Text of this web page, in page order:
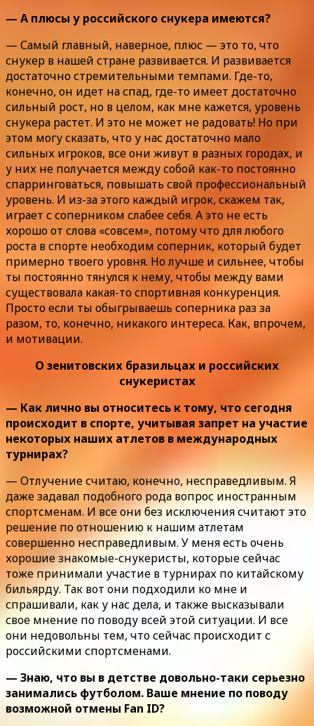
— А плюсы у российского снукера имеются?
— Самый главный, наверное, плюс — это то, что
снукер в нашей стране развивается. И развивается
достаточно стремительными темпами. Где-то,
конечно, он идет на спад, где-то имеет достаточно
сильный рост, но в целом, как мне кажется, уровень
снукера растет. И это не может не радовать! Но при
этом могу сказать, что у нас достаточно мало
сильных игроков, все они живут в разных городах, и
у них не получается между собой как-то постоянно
спарринговаться, повышать свой профессиональный
уровень. И из-за этого каждый игрок, скажем так,
играет с соперником слабее себя. А это не есть
хорошо от слова «совсем», потому что для любого
роста в спорте необходим соперник, который будет
примерно твоего уровня. Но лучше и сильнее, чтобы
ты постоянно тянулся к нему, чтобы между вами
существовала какая-то спортивная конкуренция.
Просто если ты обыгрываешь соперника раз за
разом, то, конечно, никакого интереса. Как, впрочем,
и мотивации.
О зенитовских бразильцах и российских
снукеристах
— Как лично вы относитесь к тому, что сегодня
происходит в спорте, учитывая запрет на участие
некоторых наших атлетов в международных
турнирах?
— Отлучение считаю, конечно, несправедливым. Я
даже задавал подобного рода вопрос иностранным
спортсменам. И все они без исключения считают это
решение по отношению к нашим атлетам
совершенно несправедливым. У меня есть очень
хорошие знакомые-снукеристы, которые сейчас
тоже принимали участие в турнирах по китайскому
бильярду. Так вот они подходили ко мне и
спрашивали, как у нас дела, и также высказывали
свое мнение по поводу всей этой ситуации. И все
они недовольны тем, что сейчас происходит с
российскими спортсменами.
— Знаю, что вы в детстве довольно-таки серьезно
занимались футболом. Ваше мнение по поводу
возможной отмены Fan ID?